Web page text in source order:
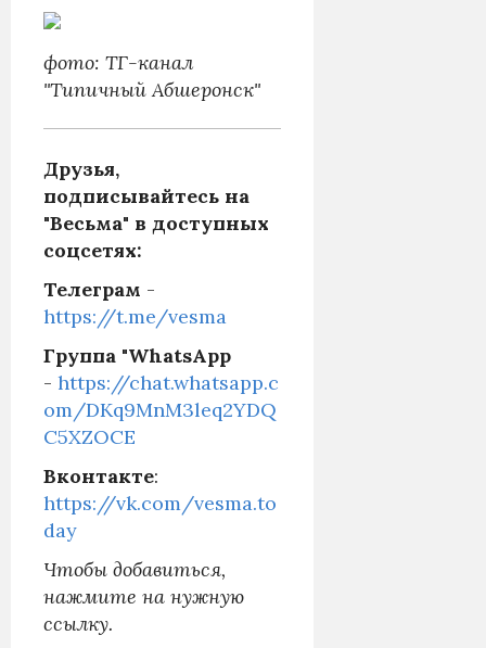
фото: ТГ-канал
"Типичный Абшеронск"
Друзья,
подписывайтесь на
"Весьма" в доступных
соцсетях:
Телеграм -
https://t.me/vesma
Группа "WhatsApp
- https://chat.whatsapp.c
om/DKq9MnM3leq2YDQ
C5XZOCE
Вконтакте:
https://vk.com/vesma.to
day
Чтобы добавиться,
нажмите на нужную
ссылку.